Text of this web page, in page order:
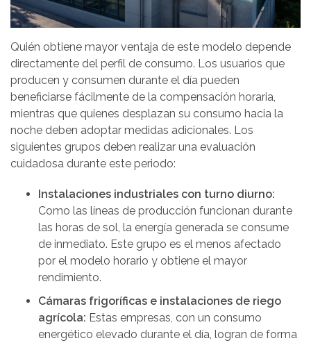
Quién obtiene mayor ventaja de este modelo depende
directamente del perfil de consumo. Los usuarios que
producen y consumen durante el día pueden
beneficiarse fácilmente de la compensación horaria,
mientras que quienes desplazan su consumo hacia la
noche deben adoptar medidas adicionales. Los
siguientes grupos deben realizar una evaluación
cuidadosa durante este periodo:
Instalaciones industriales con turno diurno:
Como las líneas de producción funcionan durante
las horas de sol, la energía generada se consume
de inmediato. Este grupo es el menos afectado
por el modelo horario y obtiene el mayor
rendimiento.
Cámaras frigoríficas e instalaciones de riego
agrícola: Estas empresas, con un consumo
energético elevado durante el día, logran de forma